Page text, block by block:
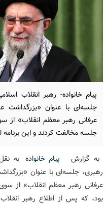
پیام خانواده- رهبر انقلاب
جلسه‌ای با عنوان «بزرگداشت
عرفانی رهبر معظم انقلاب» از
جلسه مخالفت کردند و این
به گزارش پیام خانواده به
رهبری، جلسه‌ای با عنوان
عرفانی رهبر معظم انقلاب» از
بود، که پس از اطلاع رهبر